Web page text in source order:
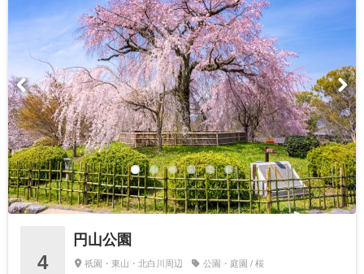
4
円山公園
祇園・東山・北白川周辺 公園・庭園 / 桜